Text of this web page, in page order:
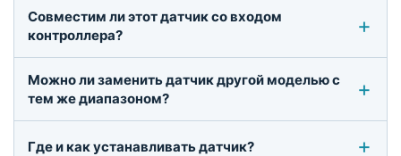
Совместим ли этот датчик со входом
контроллера?
Можно ли заменить датчик другой моделью с
тем же диапазоном?
Где и как устанавливать датчик?